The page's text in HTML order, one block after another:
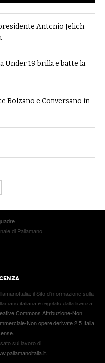
Antonio Jelich
Under 19 brilla e batte la
Bolzano e Conversano in
di Pallamano
: il Sito d'informazione sulla
italianaè regolato dalla licenza
Commons Attribuzione-Non
Non opere derivate 2.5 Italia
.
sul lavoro di
.